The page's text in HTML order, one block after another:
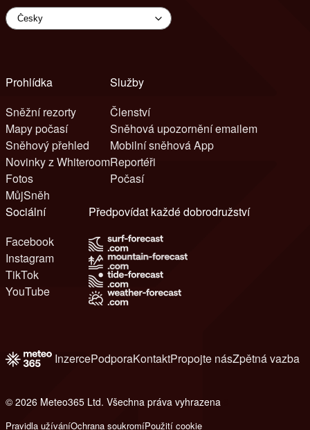
Prohlídka
Sněžní rezorty
Mapy počasí
Sněhový přehled
Novinky z Whiteroom
Fotos
MůjSněh
Služby
Členství
Sněhová upozornění emailem
Mobilní sněhová App
Reportéři
Počasí
Sociální
Facebook
Instagram
TikTok
YouTube
Předpovídat každé dobrodružství
InzercePodporaKontaktPropojte násZpětná vazba
© 2026 Meteo365 Ltd. Všechna práva vyhrazena
Pravidla užíváníOchrana soukromíPoužití cookie